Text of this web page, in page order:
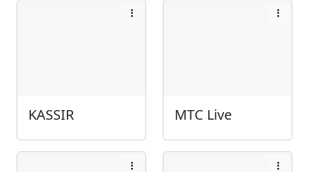
KASSIR МТС Live